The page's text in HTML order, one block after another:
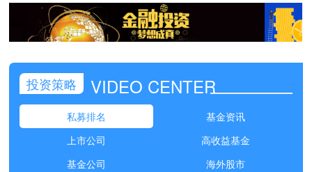
投资策略 VIDEO CENTER
私募排名
基金资讯
上市公司
高收益基金
基金公司
海外股市